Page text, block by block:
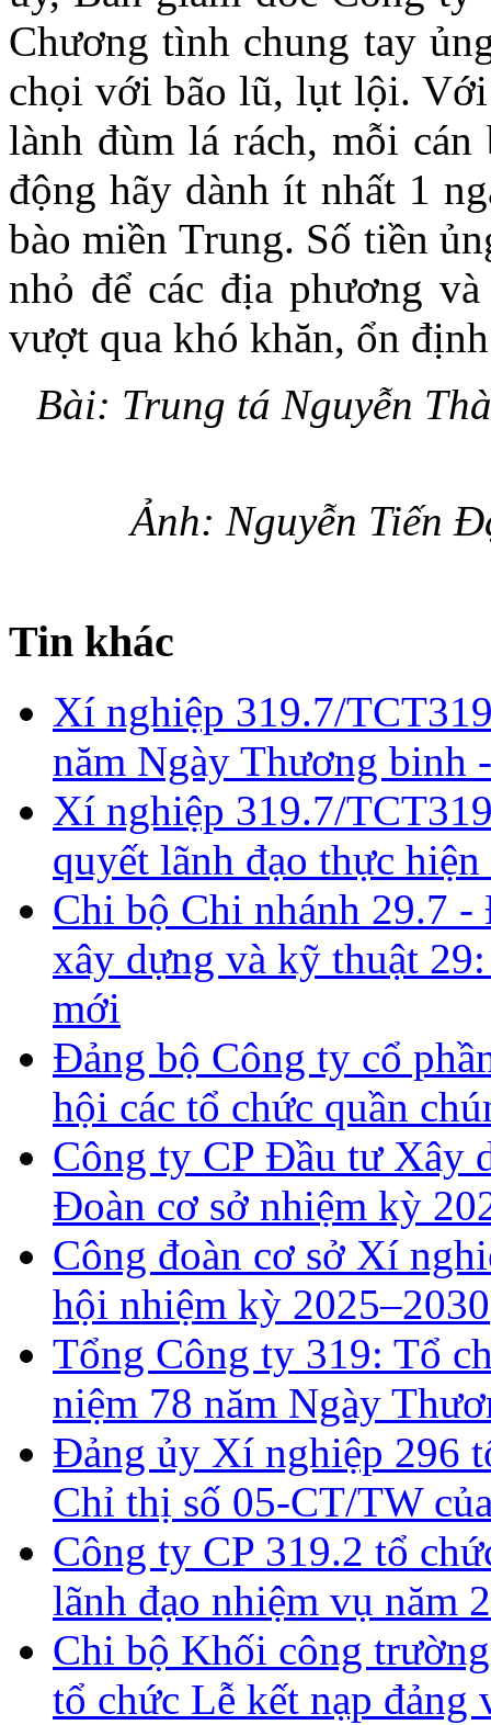
Chương tình chung tay
chọi với bão lũ, lụt lội.
lành đùm lá rách, mỗi
động hãy dành ít nhất 1
bào miền Trung. Số tiền
nhỏ để các địa phương
vượt qua khó khăn, ổn
Bài: Trung tá Nguyễn
Ảnh: Nguyễn Tiến
Tin khác
Xí nghiệp 319.7/
năm Ngày Thương binh
Xí nghiệp 319.7/
quyết lãnh đạo thực
Chi bộ Chi nhánh 29.7
xây dựng và kỹ thuật
mới
Đảng bộ Công ty cổ
hội các tổ chức quần
Công ty CP Đầu tư Xây
Đoàn cơ sở nhiệm kỳ
Công đoàn cơ sở Xí
hội nhiệm kỳ 2025–2030
Tổng Công ty 319: Tổ
niệm 78 năm Ngày
Đảng ủy Xí nghiệp 296
Chỉ thị số 05-CT/TW
Công ty CP 319.2 tổ
lãnh đạo nhiệm vụ năm
Chi bộ Khối công
tổ chức Lễ kết nạp